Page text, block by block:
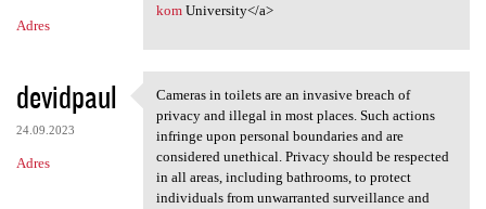
Adres
komUniversity</a>
devidpaul
24.09.2023
Adres
Cameras in toilets are an
Cameras in toilets are an invasive breach of
privacy and illegal in most places. Such actions
infringe upon personal boundaries and are
considered unethical. Privacy should be respected
in all areas, including bathrooms, to protect
individuals from unwarranted surveillance and